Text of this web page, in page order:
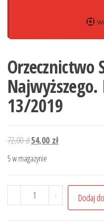
Orzecznictwo
13/2019
72,00złPierwotna
cena
wynosiła:
54,00 złAktualna
5 w magazynie
-
ilość
Orzecznictwo
+ Dodaj